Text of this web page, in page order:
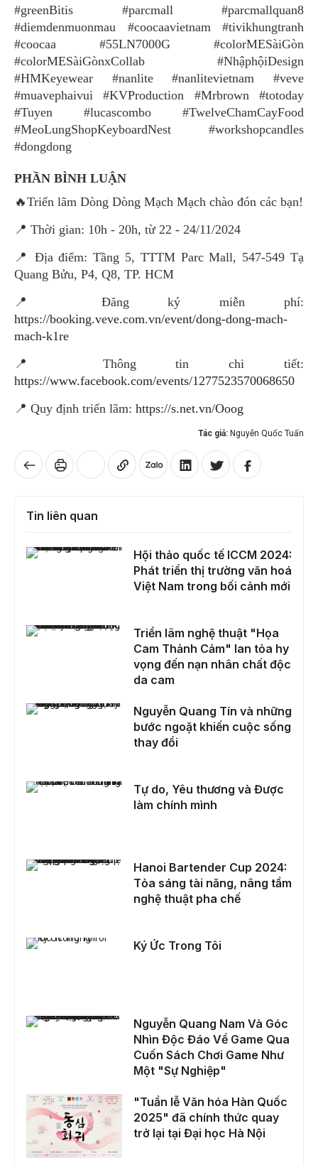
#greenBitis #parcmall #parcmallquan8
#diemdenmuonmau #coocaavietnam #tivikhungtranh
#coocaa #55LN7000G #colorMESàiGòn
#colorMESàiGònxCollab #NhậphộiDesign
#HMKeyewear #nanlite #nanlitevietnam #veve
#muavephaivui #KVProduction #Mrbrown #totoday
#Tuyen #lucascombo #TwelveChamCayFood
#MeoLungShopKeyboardNest #workshopcandles
#dongdong
PHẦN BÌNH LUẬN
🔥Triển lãm Dòng Dòng Mạch Mạch chào đón các bạn!
📍 Thời gian: 10h - 20h, từ 22 - 24/11/2024
📍 Địa điểm: Tầng 5, TTTM Parc Mall, 547-549 Tạ
Quang Bửu, P4, Q8, TP. HCM
📍 Đăng ký miễn phí:
https://booking.veve.com.vn/event/dong-dong-mach-
mach-k1re
📍 Thông tin chi tiết:
https://www.facebook.com/events/1277523570068650
📍 Quy định triển lãm: https://s.net.vn/Ooog
Tác giả: Nguyễn Quốc Tuấn
Tin liên quan
Hội thảo quốc tế ICCM 2024: Phát triển thị trường văn hoá Việt Nam trong bối cảnh mới
Hội thảo quốc tế ICCM 2024:
Phát triển thị trường văn hoá
Việt Nam trong bối cảnh mới
Triển lãm nghệ thuật "Họa Cam Thảnh Cảm" lan tỏa hy vọng đến nạn nhân chất độc da cam
Triển lãm nghệ thuật "Họa
Cam Thảnh Cảm" lan tỏa hy
vọng đến nạn nhân chất độc
da cam
Nguyễn Quang Tín và những bước ngoặt khiến cuộc sống thay đổi
Nguyễn Quang Tín và những
bước ngoặt khiến cuộc sống
thay đổi
Tự do, Yêu thương và Được làm chính mình
Tự do, Yêu thương và Được
làm chính mình
Hanoi Bartender Cup 2024: Tỏa sáng tài năng, nâng tầm nghệ thuật pha chế
Hanoi Bartender Cup 2024:
Tỏa sáng tài năng, nâng tầm
nghệ thuật pha chế
Ký Ức Trong Tôi
Ký Ức Trong Tôi
Nguyễn Quang Nam Và Góc Nhìn Độc Đáo Về Game Qua Cuốn Sách Chơi Game Như Một "Sự Nghiệp"
Nguyễn Quang Nam Và Góc
Nhìn Độc Đáo Về Game Qua
Cuốn Sách Chơi Game Như
Một "Sự Nghiệp"
"Tuần lễ Văn hóa Hàn Quốc 2025" đã chính thức quay trở lại tại Đại học Hà Nội
"Tuần lễ Văn hóa Hàn Quốc
2025" đã chính thức quay
trở lại tại Đại học Hà Nội